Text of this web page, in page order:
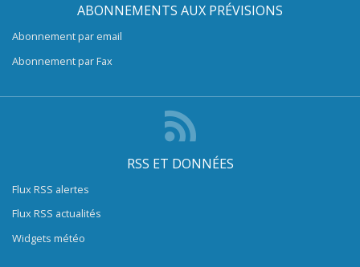
ABONNEMENTS AUX PRÉVISIONS
Abonnement par email
Abonnement par Fax
RSS ET DONNÉES
Flux RSS alertes
Flux RSS actualités
Widgets météo